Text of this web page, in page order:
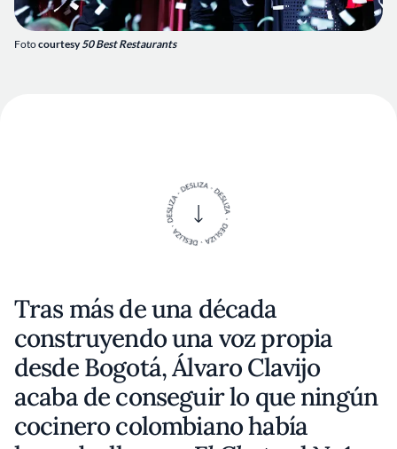
Fotocourtesy50 Best Restaurants
Tras más de una década
construyendo una voz propia
desde Bogotá, Álvaro Clavijo
acaba de conseguir lo que ningún
cocinero colombiano había